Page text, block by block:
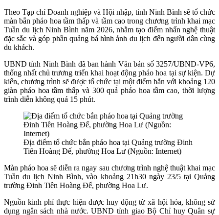
Theo Tạp chí Doanh nghiệp và Hội nhập, tỉnh Ninh Bình sẽ tổ chức
màn bắn pháo hoa tầm thấp và tầm cao trong chương trình khai mạc
Tuần du lịch Ninh Bình năm 2026, nhằm tạo điểm nhấn nghệ thuật
đặc sắc và góp phần quảng bá hình ảnh du lịch đến người dân cùng
du khách.
UBND tỉnh Ninh Bình đã ban hành Văn bản số 3257/UBND-VP6,
thống nhất chủ trương triển khai hoạt động pháo hoa tại sự kiện. Dự
kiến, chương trình sẽ được tổ chức tại một điểm bắn với khoảng 120
giàn pháo hoa tầm thấp và 300 quả pháo hoa tầm cao, thời lượng
trình diễn không quá 15 phút.
Địa điểm tổ chức bắn pháo hoa tại Quảng trường Đinh
Tiên Hoàng Đế, phường Hoa Lư (Nguồn: Internet)
Màn pháo hoa sẽ diễn ra ngay sau chương trình nghệ thuật khai mạc
Tuần du lịch Ninh Bình, vào khoảng 21h30 ngày 23/5 tại Quảng
trường Đinh Tiên Hoàng Đế, phường Hoa Lư.
Nguồn kinh phí thực hiện được huy động từ xã hội hóa, không sử
dụng ngân sách nhà nước. UBND tỉnh giao Bộ Chỉ huy Quân sự